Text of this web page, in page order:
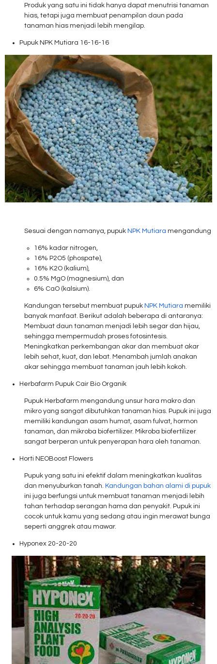
Produk yang satu ini tidak hanya dapat menutrisi tanaman
hias, tetapi juga membuat penampilan daun pada
tanaman hias menjadi lebih mengilap.
Pupuk NPK Mutiara 16-16-16
Sesuai dengan namanya, pupuk NPK Mutiara mengandung
16% kadar nitrogen,
16% P2O5 (phospate),
16% K2O (kalium),
0.5% MgO (magnesium), dan
6% CaO (kalsium).
Kandungan tersebut membuat pupuk NPK Mutiara memiliki
banyak manfaat. Berikut adalah beberapa di antaranya:
Membuat daun tanaman menjadi lebih segar dan hijau,
sehingga mempermudah proses fotosintesis.
Meningkatkan perkembangan akar dan membuat akar
lebih sehat, kuat, dan lebat. Menambah jumlah anakan
akar sehingga membuat tanaman jauh lebih kokoh.
Herbafarm Pupuk Cair Bio Organik
Pupuk Herbafarm mengandung unsur hara makro dan
mikro yang sangat dibutuhkan tanaman hias. Pupuk ini juga
memiliki kandungan asam humat, asam fulvat, hormon
tanaman, dan mikroba biofertilizer. Mikroba biofertilizer
sangat berperan untuk penyerapan hara oleh tanaman.
Horti NEOBoost Flowers
Pupuk yang satu ini efektif dalam meningkatkan kualitas
dan menyuburkan tanah. Kandungan bahan alami di pupuk
ini juga berfungsi untuk membuat tanaman menjadi lebih
tahan terhadap serangan hama dan penyakit. Pupuk ini
cocok untuk kamu yang sedang atau ingin merawat bunga
seperti anggrek atau mawar.
Hyponex 20-20-20